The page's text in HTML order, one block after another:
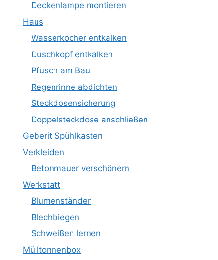
Deckenlampe montieren
Haus
Wasserkocher entkalken
Duschkopf entkalken
Pfusch am Bau
Regenrinne abdichten
Steckdosensicherung
Doppelsteckdose anschließen
Geberit Spühlkasten
Verkleiden
Betonmauer verschönern
Werkstatt
Blumenständer
Blechbiegen
Schweißen lernen
Mülltonnenbox